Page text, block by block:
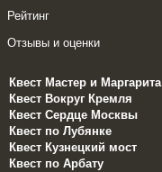
Рейтинг
Отзывы и оценки
Квест Мастер и Маргарита
Квест Вокруг Кремля
Квест Сердце Москвы
Квест по Лубянке
Квест Кузнецкий мост
Квест по Арбату